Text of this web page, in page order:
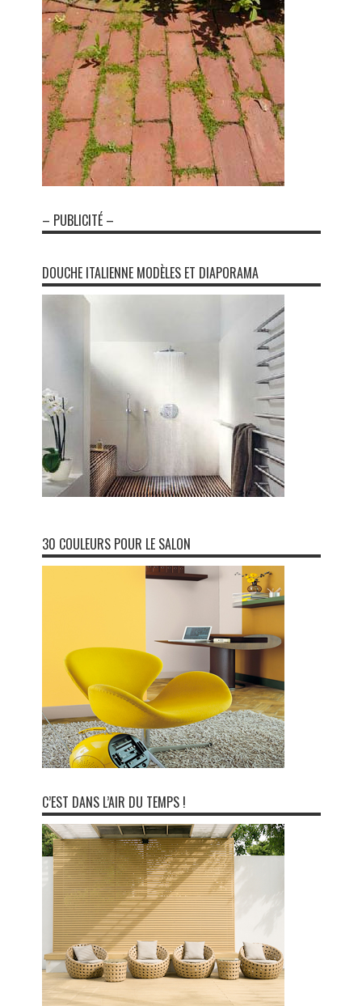
– PUBLICITÉ –
DOUCHE ITALIENNE MODÈLES ET DIAPORAMA
30 COULEURS POUR LE SALON
C’EST DANS L’AIR DU TEMPS !